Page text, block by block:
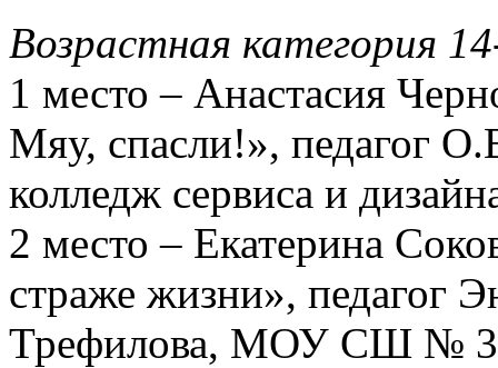
Возрастная категория
1 место – Анастасия
Мяу, спасли!», педагог
колледж сервиса и
2 место – Екатерина
страже жизни», педагог
Трефилова, МОУ СШ №